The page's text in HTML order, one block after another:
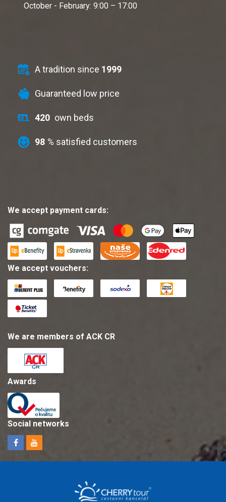
October - February: 9:00 – 17:00
A tradition since 1999
Guaranteed low price
420 own beds
98 % satisfied customers
We accept payment cards:
We accept vouchers:
We are members of ACK CR
Awards
Social networks